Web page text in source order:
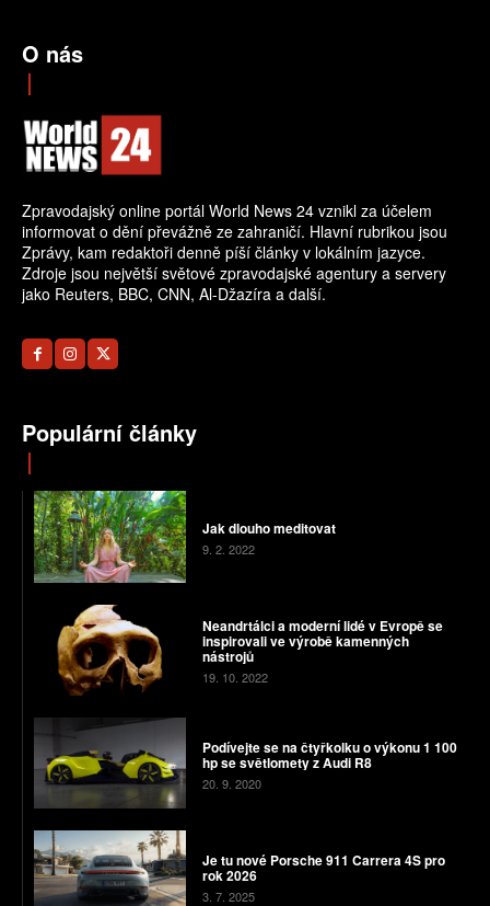
O nás
Zpravodajský online portál World News 24 vznikl za účelem
informovat o dění převážně ze zahraničí. Hlavní rubrikou jsou
Zprávy, kam redaktoři denně píší články v lokálním jazyce.
Zdroje jsou největší světové zpravodajské agentury a servery
jako Reuters, BBC, CNN, Al-Džazíra a další.
Populární články
Jak dlouho meditovat
9. 2. 2022
Neandrtálci a moderní lidé v Evropě se
inspirovali ve výrobě kamenných
nástrojů
19. 10. 2022
Podívejte se na čtyřkolku o výkonu 1 100
hp se světlomety z Audi R8
20. 9. 2020
Je tu nové Porsche 911 Carrera 4S pro
rok 2026
3. 7. 2025